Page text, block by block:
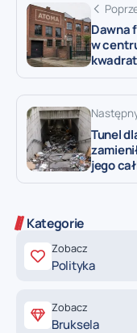
Dawna
w
Tunel
jego
Kategorie
Zobacz
Polityka
Zobacz
Bruksela